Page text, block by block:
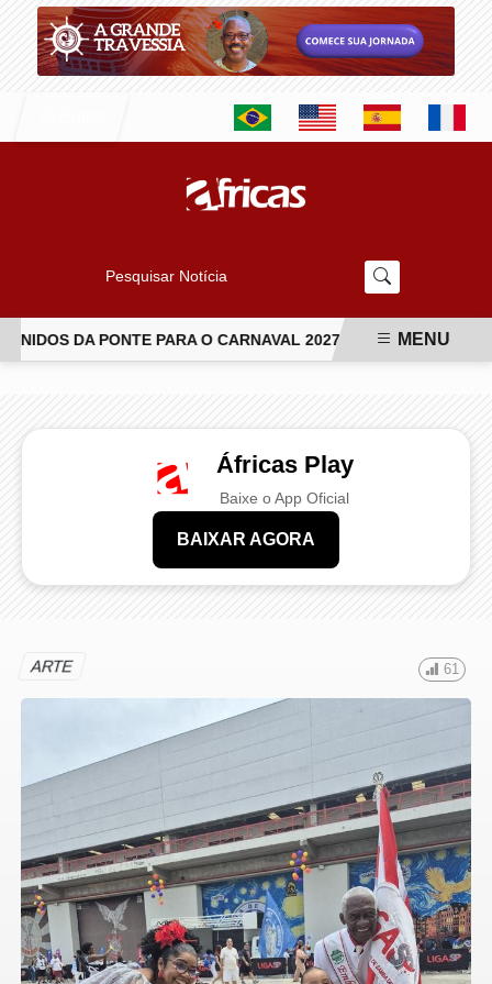
Pesquisar Notícia
DA PONTE PARA O CARNAVAL 2027 JIU-JÍTSUMENU
Áfricas Play
Baixe o App Oficial
BAIXAR AGORA
ARTE 61